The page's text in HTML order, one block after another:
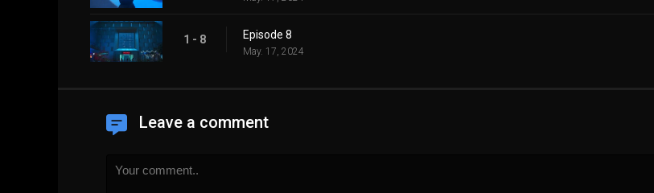
1 - 8 Episode 8
May. 17, 2024
Leave a comment